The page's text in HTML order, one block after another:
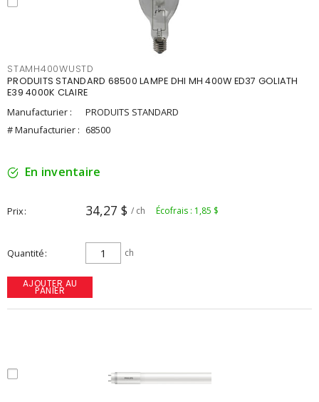
STAMH400WUSTD
PRODUITS STANDARD 68500 LAMPE DHI MH 400W ED37 GOLIATH
E39 4000K CLAIRE
Manufacturier :
PRODUITS STANDARD
# Manufacturier : 68500
En inventaire
Prix 34,27 $ / ch Écofrais : 1,85 $
Quantité ch
AJOUTER AU
PANIER